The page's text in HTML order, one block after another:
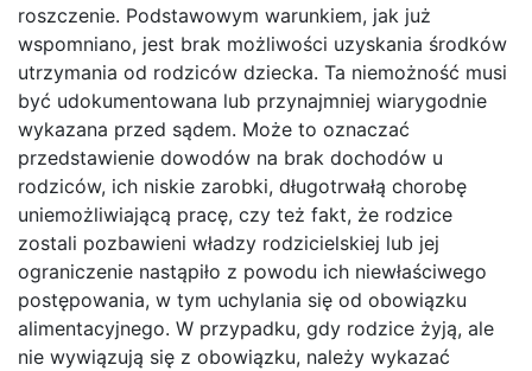
roszczenie. Podstawowym warunkiem, jak już
wspomniano, jest brak możliwości uzyskania środków
utrzymania od rodziców dziecka. Ta niemożność musi
być udokumentowana lub przynajmniej wiarygodnie
wykazana przed sądem. Może to oznaczać
przedstawienie dowodów na brak dochodów u
rodziców, ich niskie zarobki, długotrwałą chorobę
uniemożliwiającą pracę, czy też fakt, że rodzice
zostali pozbawieni władzy rodzicielskiej lub jej
ograniczenie nastąpiło z powodu ich niewłaściwego
postępowania, w tym uchylania się od obowiązku
alimentacyjnego. W przypadku, gdy rodzice żyją, ale
nie wywiązują się z obowiązku, należy wykazać